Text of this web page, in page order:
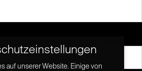
auf unserer Website. Einige von